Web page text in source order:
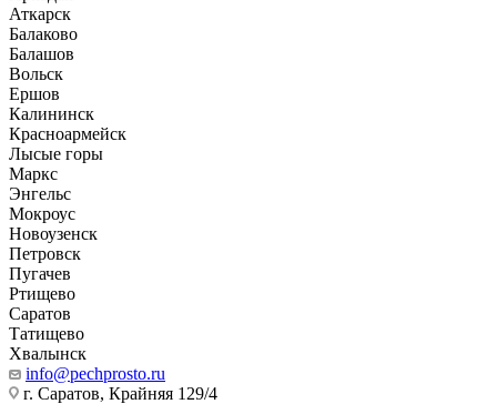
Аткарск
Балаково
Балашов
Вольск
Ершов
Калининск
Красноармейск
Лысые горы
Маркс
Энгельс
Мокроус
Новоузенск
Петровск
Пугачев
Ртищево
Саратов
Татищево
Хвалынск
info@pechprosto.ru
г. Саратов, Крайняя 129/4